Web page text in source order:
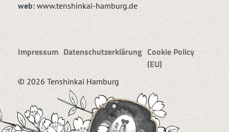
web: www.tenshinkai-hamburg.de
Impressum Datenschutzerklärung Cookie Policy
(EU)
© 2026 Tenshinkai Hamburg